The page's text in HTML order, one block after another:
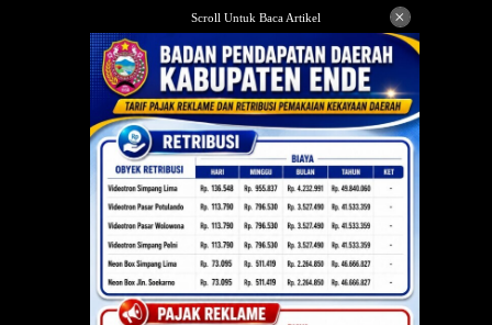
Scroll Untuk Baca Artikel ×